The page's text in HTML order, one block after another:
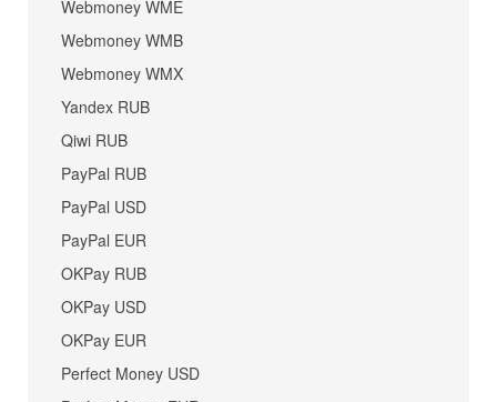
Webmoney WME
Webmoney WMB
Webmoney WMX
Yandex RUB
Qiwi RUB
PayPal RUB
PayPal USD
PayPal EUR
OKPay RUB
OKPay USD
OKPay EUR
Perfect Money USD